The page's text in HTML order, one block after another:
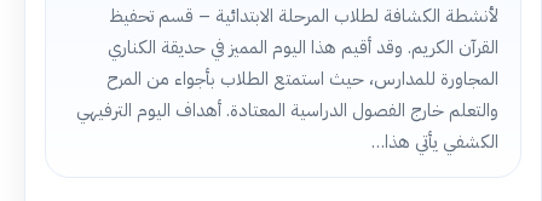
لأنشطة الكشافة لطلاب المرحلة الابتدائية – قسم تحفيظ
القرآن الكريم. وقد أقيم هذا اليوم المميز في حديقة الكناري
المجاورة للمدارس، حيث استمتع الطلاب بأجواء من المرح
والتعلم خارج الفصول الدراسية المعتادة. أهداف اليوم الترفيهي
الكشفي يأتي هذا…